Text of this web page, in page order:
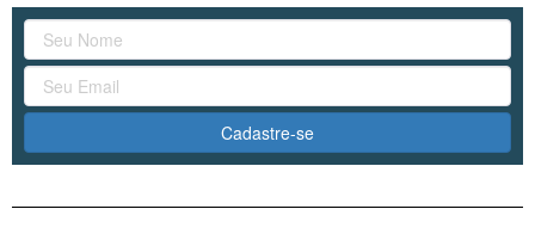
Cadastre-se